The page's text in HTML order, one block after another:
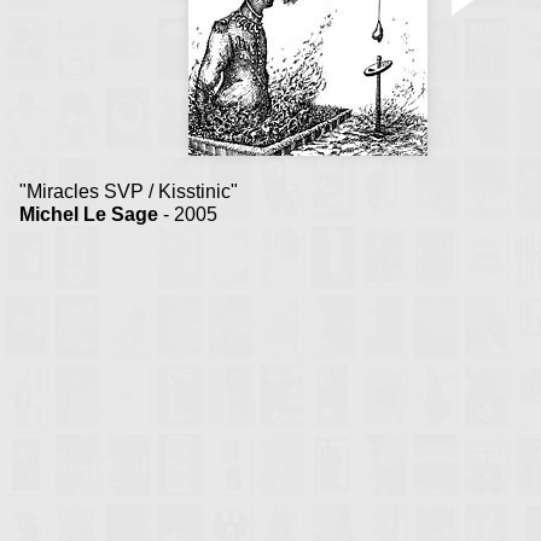
"Miracles SVP / Kisstinic"
Michel Le Sage - 2005